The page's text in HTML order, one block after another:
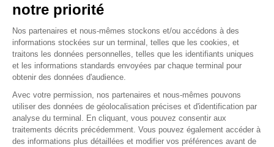
Cours au 17 mars 2022
OPINION MOYEN TERME
OPINION LONG TERME
notre priorité
Nos partenaires et nous-mêmes stockons et/ou accédons à des
informations stockées sur un terminal, telles que les cookies, et
traitons les données personnelles, telles que les identifiants uniques
et les informations standards envoyées par chaque terminal pour
obtenir des données d'audience.
Avec votre permission, nos partenaires et nous-mêmes pouvons
utiliser des données de géolocalisation précises et d'identification par
analyse du terminal. En cliquant, vous pouvez consentir aux
traitements décrits précédemment. Vous pouvez également accéder à
des informations plus détaillées et modifier vos préférences avant de